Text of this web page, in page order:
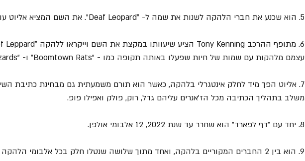
5. הוא שכנע את חברי הלהקה לשנות את שמה ל- "Deaf Leopard". את השם המציא אליוט עוד בנערותו.
עצמם מלהקות עם שמות של חיות שפעלו באותה תקופה כמו - "Boomtown Rats" ו- "The Flying Lizards".
7. אליוט הפך מיד לחלק אינטגרלי בלהקה, כאשר הוא תורם משמעתית גם מבחינת כתיבת
משלב בתהליך הכתיבה מכל הז'אנרים עליהם גדל, רוק, פולק ואפילו פופ.
8. יחד עם "דף לפארד" הוא שחרר עד שנת 2022, 12 אלבומי אולפן.
9. הוא בין 2 החברים המקוריים בלהקה, ואחד מתוך שלושה שנטלו חלק בכל אלבומי הלהקה מאז הקמתה.